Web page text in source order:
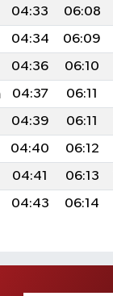
04:33 06:08
04:34 06:09
04:36 06:10
04:37 06:11
04:39 06:11
04:40 06:12
04:41 06:13
04:43 06:14